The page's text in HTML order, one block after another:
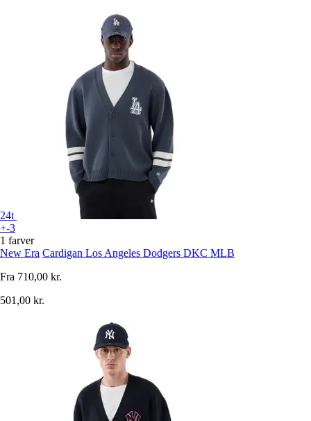
24t
+-3
1 farver
New Era Cardigan Los Angeles Dodgers DKC MLB
Fra 710,00 kr.
501,00 kr.